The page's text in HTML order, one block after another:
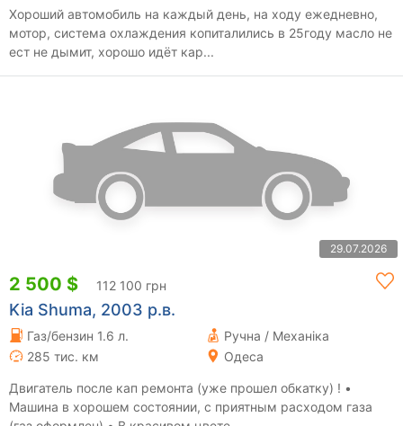
Хороший автомобиль на каждый день, на ходу ежедневно,
мотор, система охлаждения копиталились в 25году масло не
ест не дымит, хорошо идёт кар...
29.07.2026
2 500 $ 112 100 грн
Kia Shuma, 2003 р.в.
Газ/бензин 1.6 л.
Ручна / Механіка
285 тис. км
Одеса
Двигатель после кап ремонта (уже прошел обкатку) ! •
Машина в хорошем состоянии, с приятным расходом газа